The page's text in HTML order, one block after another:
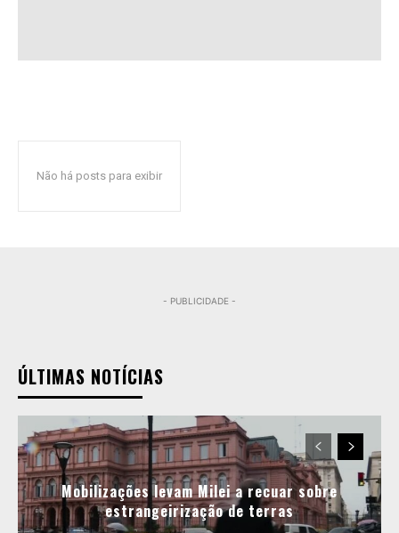
Não há posts para exibir
- PUBLICIDADE -
ÚLTIMAS NOTÍCIAS
Mobilizações levam Milei a recuar sobre
estrangeirização de terras